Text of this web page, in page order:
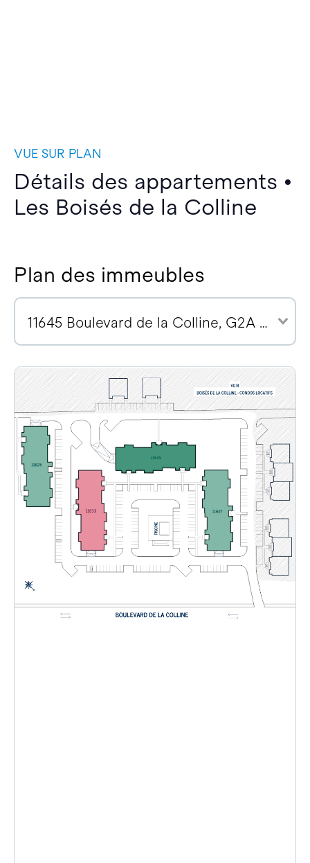
VUE SUR PLAN
Détails des appartements •
Les Boisés de la Colline
Plan des immeubles
11645 Boulevard de la Colline, G2A 2E1 (3)